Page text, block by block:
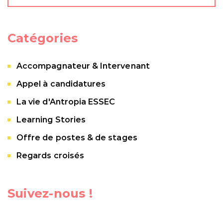
Catégories
Accompagnateur & Intervenant
Appel à candidatures
La vie d'Antropia ESSEC
Learning Stories
Offre de postes & de stages
Regards croisés
Suivez-nous !